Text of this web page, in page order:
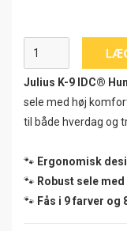
Julius K-9 IDC®
sele med høj
til både hverdag og
🐾 Ergonomisk
🐾 Robust sele
🐾 Fås i 9 farver og